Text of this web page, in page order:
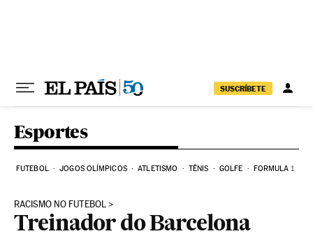
SUSCRÍBETE
Esportes
FUTEBOL JOGOS OLÍMPICOS ATLETISMO TÊNIS GOLFE FORMULA 1
RACISMO NO FUTEBOL
Treinador do Barcelona